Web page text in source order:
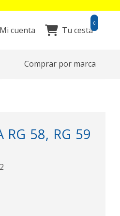
Mi cuenta Tu cesta
0
Comprar por marca
RG 58, RG 59